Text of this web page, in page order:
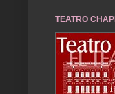
TEATRO CHAPÍ